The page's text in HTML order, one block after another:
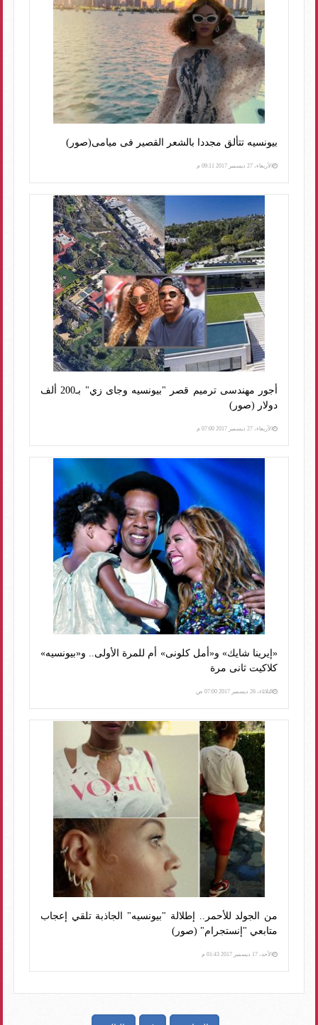
بيونسيه تتألق مجددا بالشعر القصير فى ميامى(صور)
الأربعاء، 27 ديسمبر 2017 09:11 م
أجور مهندسى ترميم قصر "بيونسيه وجاى زي" بـ200 ألف
دولار (صور)
الأربعاء، 27 ديسمبر 2017 07:00 م
«إيرينا شايك» و«أمل كلونى» أم للمرة الأولى.. و«بيونسيه»
كلاكيت ثانى مرة
الثلاثاء، 26 ديسمبر 2017 07:00 ص
من الجولد للأحمر.. إطلالة "بيونسيه" الجاذبة تلقي إعجاب
متابعي "إنستجرام" (صور)
الأحد، 17 ديسمبر 2017 01:43 م